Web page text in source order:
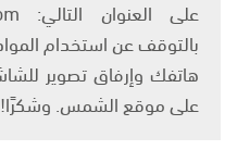
بالتوقف عن استخدام
هاتفك وإرفاق تصوير
على موقع الشمس. وشكرًا!